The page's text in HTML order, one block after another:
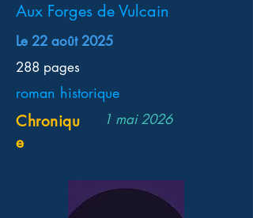
Aux Forges de Vulcain
Le 22 août 2025
288 pages
roman historique
Chroniqu
e
1 mai 2026